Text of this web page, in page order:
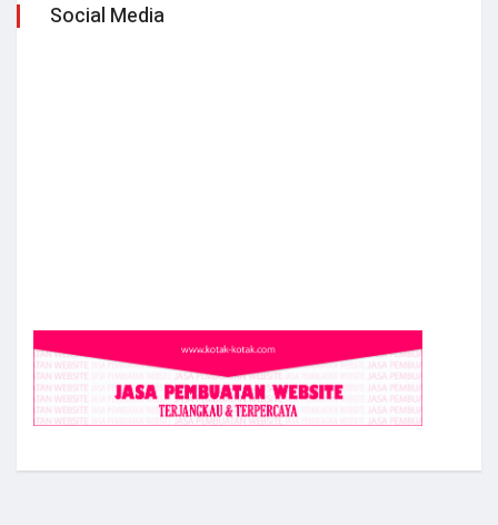
Social Media